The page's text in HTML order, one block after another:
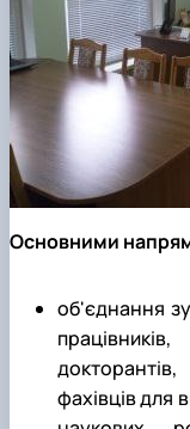
Основними
об'єднання
фахівців для